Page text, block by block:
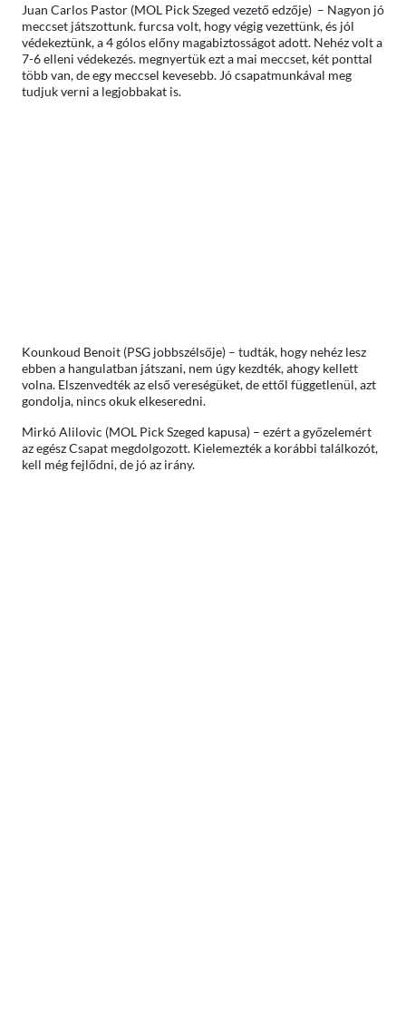
Juan Carlos Pastor (MOL Pick Szeged vezető edzője) – Nagyon jó
meccset játszottunk. furcsa volt, hogy végig vezettünk, és jól
védekeztünk, a 4 gólos előny magabiztosságot adott. Nehéz volt a
7-6 elleni védekezés. megnyertük ezt a mai meccset, két ponttal
több van, de egy meccsel kevesebb. Jó csapatmunkával meg
tudjuk verni a legjobbakat is.
Kounkoud Benoit (PSG jobbszélsője) – tudták, hogy nehéz lesz
ebben a hangulatban játszani, nem úgy kezdték, ahogy kellett
volna. Elszenvedték az első vereségüket, de ettől függetlenül, azt
gondolja, nincs okuk elkeseredni.
Mirkó Alilovic (MOL Pick Szeged kapusa) – ezért a győzelemért
az egész Csapat megdolgozott. Kielemezték a korábbi találkozót,
kell még fejlődni, de jó az irány.